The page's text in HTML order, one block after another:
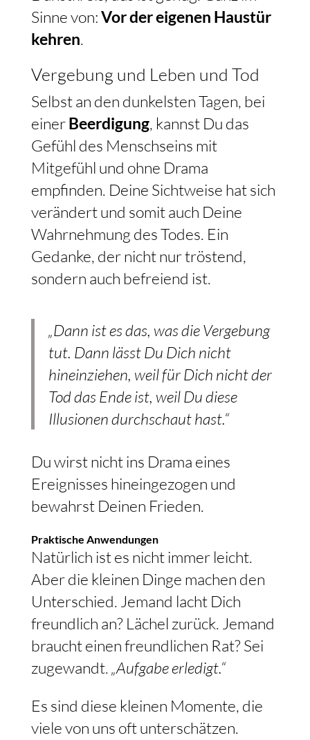
Sinne von:Vor der eigenen Haustür
kehren
Vergebung und Leben und Tod
Selbst an den dunkelsten Tagen, bei
einerBeerdigung, kannst Du das
Gefühl des Menschseins mit
Mitgefühl und ohne Drama
empfinden. Deine Sichtweise hat sich
verändert und somit auch Deine
Wahrnehmung des Todes. Ein
Gedanke, der nicht nur tröstend,
sondern auch befreiend ist.
„Dann ist es das, was die Vergebung
tut. Dann lässt Du Dich nicht
hineinziehen, weil für Dich nicht der
Tod das Ende ist, weil Du diese
Illusionen durchschaut hast.“
Du wirst nicht ins Drama eines
Ereignisses hineingezogen und
bewahrst Deinen Frieden.
Praktische Anwendungen
Natürlich ist es nicht immer leicht.
Aber die kleinen Dinge machen den
Unterschied. Jemand lacht Dich
freundlich an? Lächel zurück. Jemand
braucht einen freundlichen Rat? Sei
zugewandt. „Aufgabe erledigt.“
Es sind diese kleinen Momente, die
viele von uns oft unterschätzen.